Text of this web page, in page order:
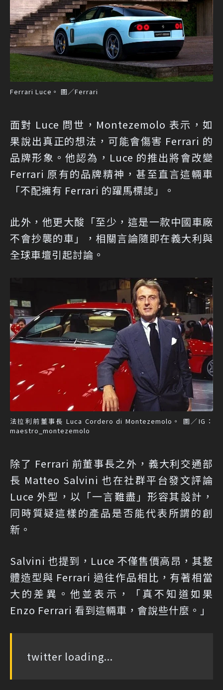
Ferrari Luce。 圖／Ferrari
面對 Luce 問世，Montezemolo 表示，如
果說出真正的想法，可能會傷害 Ferrari 的
品牌形象。他認為，Luce 的推出將會改變
Ferrari 原有的品牌精神，甚至直言這輛車
「不配擁有 Ferrari 的躍馬標誌」。
此外，他更大酸「至少，這是一款中國車廠
不會抄襲的車」，相關言論隨即在義大利與
全球車壇引起討論。
法拉利前董事長 Luca Cordero di Montezemolo。 圖／IG：
maestro_montezemolo
除了 Ferrari 前董事長之外，義大利交通部
長 Matteo Salvini 也在社群平台發文評論
Luce 外型，以「一言難盡」形容其設計，
同時質疑這樣的產品是否能代表所謂的創
新。
Salvini 也提到，Luce 不僅售價高昂，其整
體造型與 Ferrari 過往作品相比，有著相當
大的差異。他並表示，「真不知道如果
Enzo Ferrari 看到這輛車，會說些什麼。」
twitter loading...